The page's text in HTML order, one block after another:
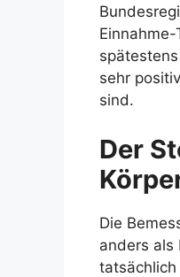
sehr
sind.
Der
Die
anders als